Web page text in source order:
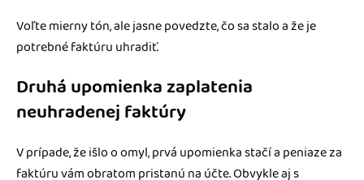
Voľte mierny tón, ale jasne povedzte, čo sa stalo a že je
potrebné faktúru uhradiť.
Druhá upomienka zaplatenia
neuhradenej faktúry
V prípade, že išlo o omyl, prvá upomienka stačí a peniaze za
faktúru vám obratom pristanú na účte. Obvykle aj s